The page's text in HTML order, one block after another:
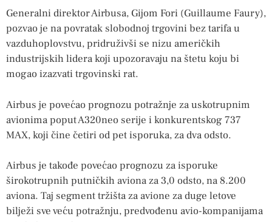
Generalni direktor Airbusa, Gijom Fori (Guillaume Faury),
pozvao je na povratak slobodnoj trgovini bez tarifa u
vazduhoplovstvu, pridruživši se nizu američkih
industrijskih lidera koji upozoravaju na štetu koju bi
mogao izazvati trgovinski rat.
Airbus je povećao prognozu potražnje za uskotrupnim
avionima poput A320neo serije i konkurentskog 737
MAX, koji čine četiri od pet isporuka, za dva odsto.
Airbus je takođe povećao prognozu za isporuke
širokotrupnih putničkih aviona za 3,0 odsto, na 8.200
aviona. Taj segment tržišta za avione za duge letove
bilježi sve veću potražnju, predvođenu avio-kompanijama